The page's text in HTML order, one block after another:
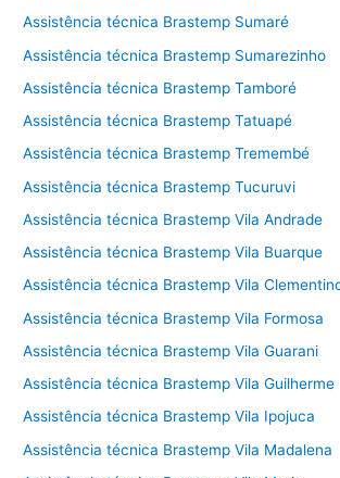
Assistência técnica Brastemp Sumaré
Assistência técnica Brastemp Sumarezinho
Assistência técnica Brastemp Tamboré
Assistência técnica Brastemp Tatuapé
Assistência técnica Brastemp Tremembé
Assistência técnica Brastemp Tucuruvi
Assistência técnica Brastemp Vila Andrade
Assistência técnica Brastemp Vila Buarque
Assistência técnica Brastemp Vila
Assistência técnica Brastemp Vila Formosa
Assistência técnica Brastemp Vila Guarani
Assistência técnica Brastemp Vila Guilherme
Assistência técnica Brastemp Vila Ipojuca
Assistência técnica Brastemp Vila Madalena